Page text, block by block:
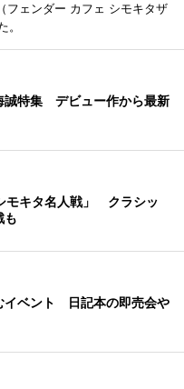
ェンダー カフェ シモキタザ
。
誠特集 デビュー作から最新
モキタ名人戦」 クラシッ
も
イベント 日記本の即売会や